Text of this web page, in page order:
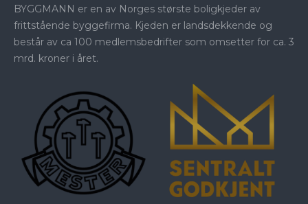
BYGGMANN er en av Norges største boligkjeder av
frittstående byggefirma. Kjeden er landsdekkende og
består av ca 100 medlemsbedrifter som omsetter for ca. 3
mrd. kroner i året.